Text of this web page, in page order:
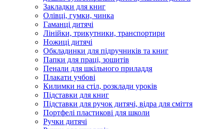
Закладки для книг
Олівці, гумки, чинка
Гаманці дитячі
Лінійки, трикутники, транспортири
Ножиці дитячі
Обкладинки для підручників та книг
Папки для праці, зошитів
Пенали для шкільного приладдя
Плакати учбові
Килимки на стіл, розклади уроків
Підставки для книг
Підставки для ручок дитячі, відра для сміття
Портфелі пластикові для школи
Ручки дитячі